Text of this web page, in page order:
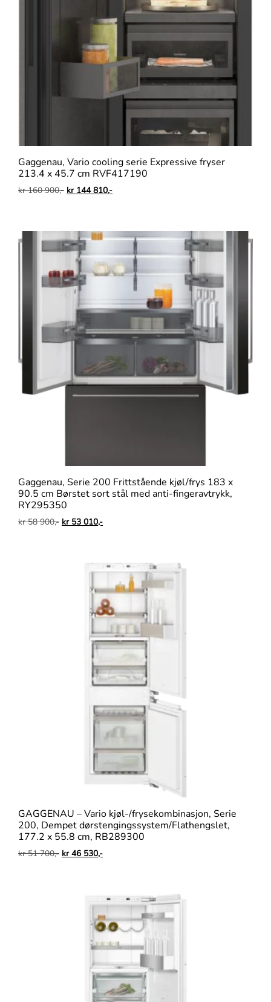
Gaggenau, Vario cooling serie Expressive fryser
213.4 x 45.7 cm RVF417190
kr160 900,- kr144 810,-
Gaggenau, Serie 200 Frittstående kjøl/frys 183 x
90.5 cm Børstet sort stål med anti-fingeravtrykk,
RY295350
kr58 900,- kr53 010,-
GAGGENAU – Vario kjøl-/frysekombinasjon, Serie
200, Dempet dørstengingssystem/Flathengslet,
177.2 x 55.8 cm, RB289300
kr51 700,- kr46 530,-